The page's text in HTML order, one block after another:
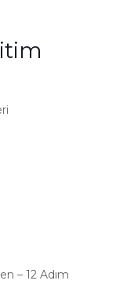
– 12 Adım